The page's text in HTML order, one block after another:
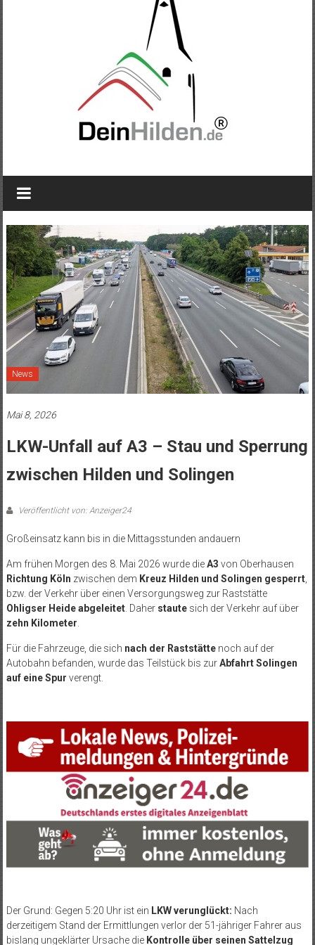
News
Mai 8, 2026
LKW-Unfall auf A3 – Stau und Sperrung
zwischen Hilden und Solingen
Veröffentlicht von: Anzeiger24
Großeinsatz kann bis in die Mittagsstunden andauern
Am frühen Morgen des 8. Mai 2026 wurde dieA3 von Oberhausen
Richtung Köln zwischen dem Kreuz Hilden und Solingen gesperrt,
bzw. der Verkehr über einen Versorgungsweg zur Raststätte
Ohligser Heide abgeleitet. Daher stautesich der Verkehr auf über
zehn Kilometer.
Für die Fahrzeuge, die sich nach der Raststättenoch auf der
Autobahn befanden, wurde das Teilstück bis zurAbfahrt Solingen
auf eine Spur verengt.
Der Grund: Gegen 5:20 Uhr ist ein LKW verunglückt: Nach
derzeitigem Stand der Ermittlungen verlor der 51-jähriger Fahrer aus
bislang ungeklärter Ursache die Kontrolle über seinen Sattelzug